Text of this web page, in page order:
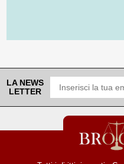
LA NEWS
LETTER